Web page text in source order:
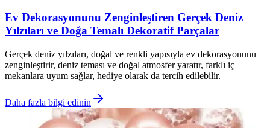
Ev Dekorasyonunu Zenginleştiren Gerçek Deniz
Yılzıları ve Doğa Temalı Dekoratif Parçalar
Gerçek deniz yılzıları, doğal ve renkli yapısıyla ev dekorasyonunu
zenginleştirir, deniz teması ve doğal atmosfer yaratır, farklı iç
mekanlara uyum sağlar, hediye olarak da tercih edilebilir.
Daha fazla bilgi edinin